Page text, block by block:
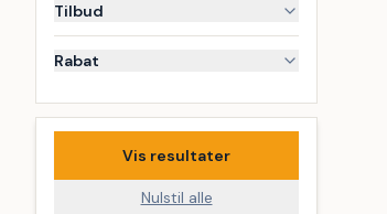
Tilbud
Rabat
Vis resultater
Nulstil alle